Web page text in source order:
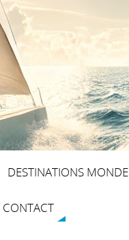
DESTINATIONS MONDE
CONTACT